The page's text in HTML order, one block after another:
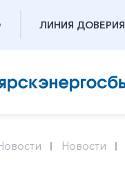
ЛИНИЯ ДОВЕРИЯ
Новости